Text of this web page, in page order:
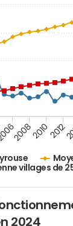
villages de
200820102012
2024